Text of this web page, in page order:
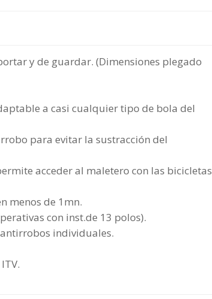
y de guardar. (Dimensiones plegado
a casi cualquier tipo de bola del
para evitar la sustracción del
acceder al maletero con las bicicletas
menos de 1mn.
con inst.de 13 polos).
individuales.